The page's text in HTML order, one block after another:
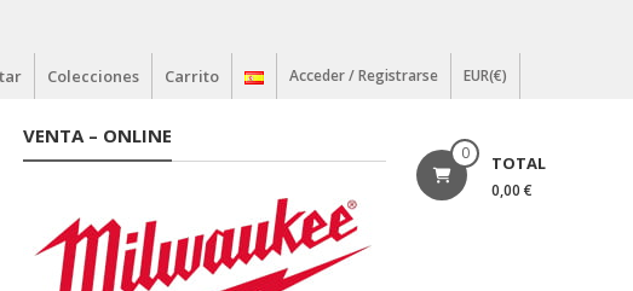
Colecciones Carrito Acceder / Registrarse EUR(€)
0 TOTAL
0,00 €
VENTA – ONLINE